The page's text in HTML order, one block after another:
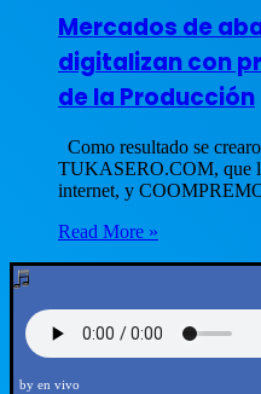
Mercados de
digitalizan con
de la Producción
Como resultado se
TUKASERO.COM, que
internet, y
Read More »
by en vivo